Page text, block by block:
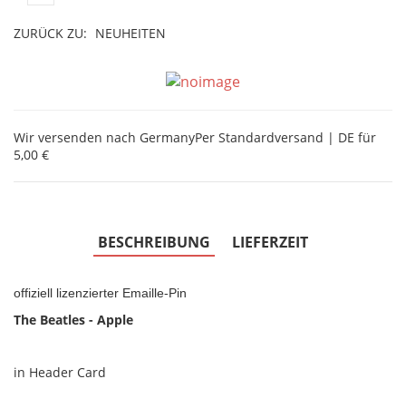
ZURÜCK ZU: NEUHEITEN
Wir versenden nach GermanyPer Standardversand | DE für
5,00 €
BESCHREIBUNG LIEFERZEIT
offiziell lizenzierter Emaille-Pin
The Beatles - Apple
in Header Card